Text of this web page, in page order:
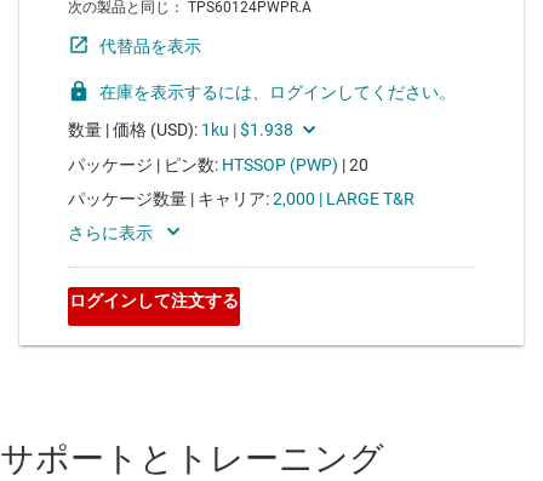
サポートとトレーニング